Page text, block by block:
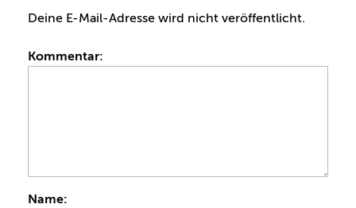
Deine E-Mail-Adresse wird nicht veröffentlicht.
Kommentar:
Name: